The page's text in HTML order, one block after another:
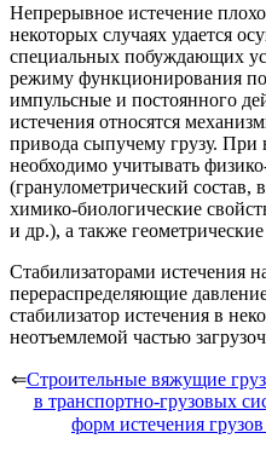
Непрерывное истечение
некоторых случаях удается
специальных побуждающих
режиму функционирования
импульсные и постоянного
истечения относятся
привода сыпучему грузу. При
необходимо учитывать
(гранулометрический состав,
химико-биологические
и др.), а также
Стабилизаторами истечения
перераспределяющие
стабилизатор истечения в
неотъемлемой частью
⇐Строительные вяжущие
в транспортно-грузовых
форм истечения